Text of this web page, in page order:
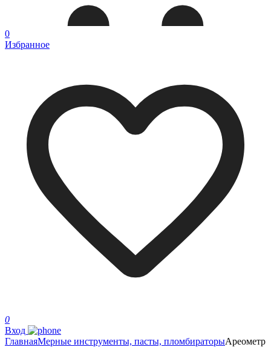
0
Избранное
0
Вход
ГлавнаяМерные инструменты, пасты, пломбираторыАреометр